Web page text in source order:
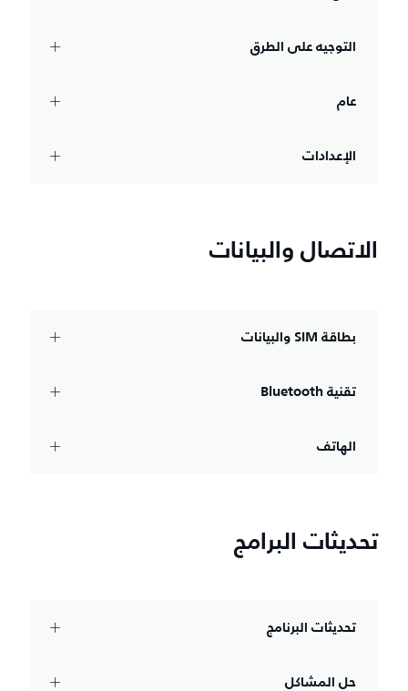
التوجيه على الطرق
عام
الإعدادات
الاتصال والبيانات
بطاقة SIM والبيانات
تقنية Bluetooth‏
الهاتف
تحديثات البرامج
تحديثات البرنامج
حل المشاكل